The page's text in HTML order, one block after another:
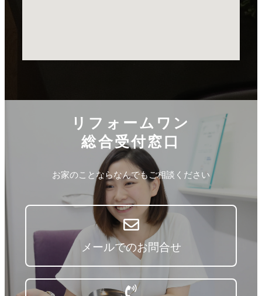
リフォームワン
総合受付窓口
お家のことならなんでもご相談ください
メールでのお問合せ